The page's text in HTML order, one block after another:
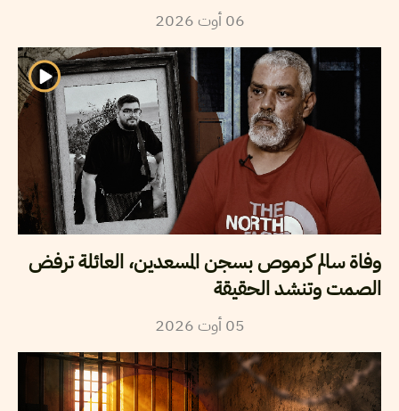
06 أوت2026
وفاة سالم كرموص بسجن المسعدين، العائلة ترفض
الصمت وتنشد الحقيقة
05 أوت2026